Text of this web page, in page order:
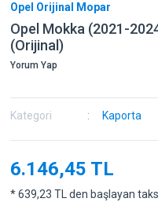
Opel Orijinal Mopar
Opel Mokka (2021-
(Orijinal)
Yorum Yap
Kategori Kaporta
6.146,45 TL
* 639,23 TL den başlayan